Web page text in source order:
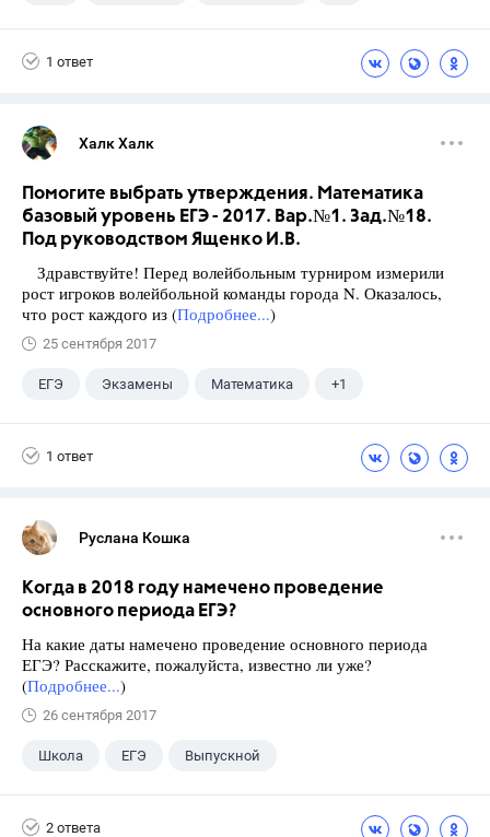
1 ответ
Халк Халк
Помогите выбрать утверждения. Математика
базовый уровень ЕГЭ - 2017. Вар.№1. Зад.№18.
Под руководством Ященко И.В.
Здравствуйте! Перед волейбольным турниром измерили
рост игроков волейбольной команды города N. Оказалось,
что рост каждого из (Подробнее...)
25 сентября 2017
ЕГЭ Экзамены Математика +1
1 ответ
Руслана Кошка
Когда в 2018 году намечено проведение
основного периода ЕГЭ?
На какие даты намечено проведение основного периода
ЕГЭ? Расскажите, пожалуйста, известно ли уже?
(Подробнее...)
26 сентября 2017
Школа ЕГЭ Выпускной
2 ответа